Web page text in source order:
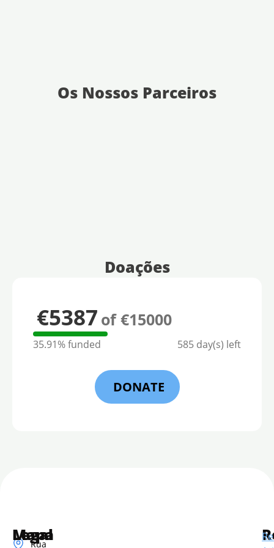
Os Nossos Parceiros
Doações
€5387 of €15000
35.91% funded 585 day(s) left
DONATE
Rua
Mapa
Legal